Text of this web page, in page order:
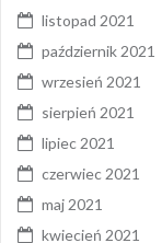
listopad 2021
październik 2021
wrzesień 2021
sierpień 2021
lipiec 2021
czerwiec 2021
maj 2021
kwiecień 2021